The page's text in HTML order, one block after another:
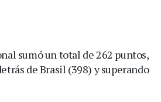
sumó un total de 262 puntos,
de Brasil (398) y superando